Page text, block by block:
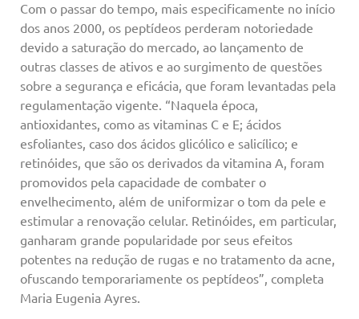
Com o passar do tempo, mais especificamente no início
dos anos 2000, os peptídeos perderam notoriedade
devido a saturação do mercado, ao lançamento de
outras classes de ativos e ao surgimento de questões
sobre a segurança e eficácia, que foram levantadas pela
regulamentação vigente. “Naquela época,
antioxidantes, como as vitaminas C e E; ácidos
esfoliantes, caso dos ácidos glicólico e salicílico; e
retinóides, que são os derivados da vitamina A, foram
promovidos pela capacidade de combater o
envelhecimento, além de uniformizar o tom da pele e
estimular a renovação celular. Retinóides, em particular,
ganharam grande popularidade por seus efeitos
potentes na redução de rugas e no tratamento da acne,
ofuscando temporariamente os peptídeos”, completa
Maria Eugenia Ayres.